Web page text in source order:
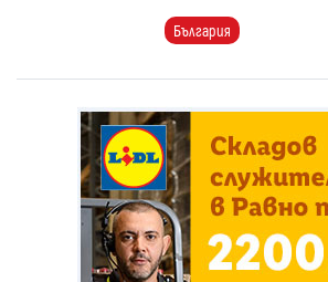
България